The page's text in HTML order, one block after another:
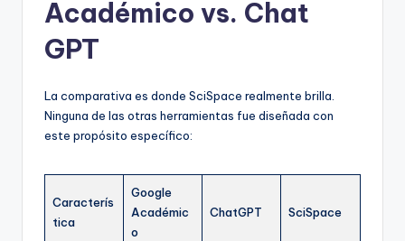
Académico vs. Chat
GPT
La comparativa es donde SciSpace realmente brilla.
Ninguna de las otras herramientas fue diseñada con
este propósito específico:
Caracterís
tica
Google
Académic
o
ChatGPT SciSpace